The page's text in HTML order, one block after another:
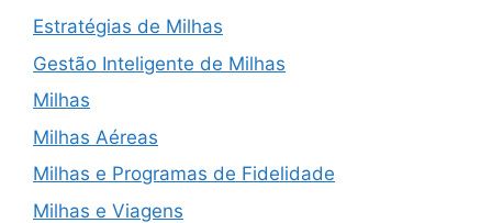
Estratégias de Milhas
Gestão Inteligente de Milhas
Milhas
Milhas Aéreas
Milhas e Programas de Fidelidade
Milhas e Viagens